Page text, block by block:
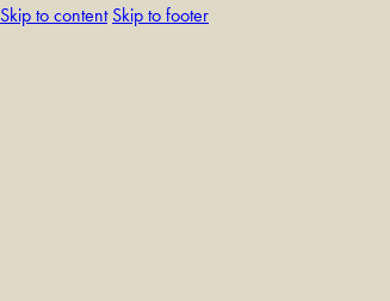
Skip to content Skip to footer